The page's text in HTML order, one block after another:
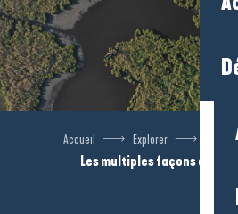
Accueil Explorer
Les multiples façons de